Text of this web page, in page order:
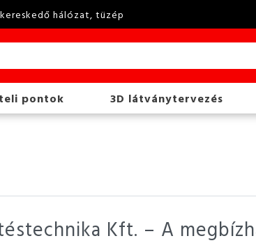
hálózat, tüzép
pontok 3D látványtervezés
Kft. – A